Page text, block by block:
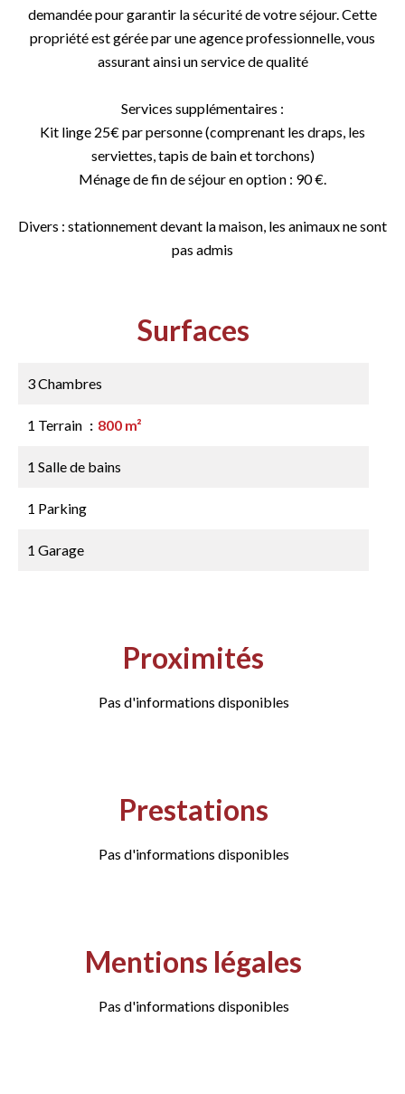
demandée pour garantir la sécurité de votre séjour. Cette
propriété est gérée par une agence professionnelle, vous
assurant ainsi un service de qualité
Services supplémentaires :
Kit linge 25€ par personne (comprenant les draps, les
serviettes, tapis de bain et torchons)
Ménage de fin de séjour en option : 90 €.
Divers : stationnement devant la maison, les animaux ne sont
pas admis
Surfaces
3 Chambres
1 Terrain 800 m²
1 Salle de bains
1 Parking
1 Garage
Proximités
Pas d'informations disponibles
Prestations
Pas d'informations disponibles
Mentions légales
Pas d'informations disponibles